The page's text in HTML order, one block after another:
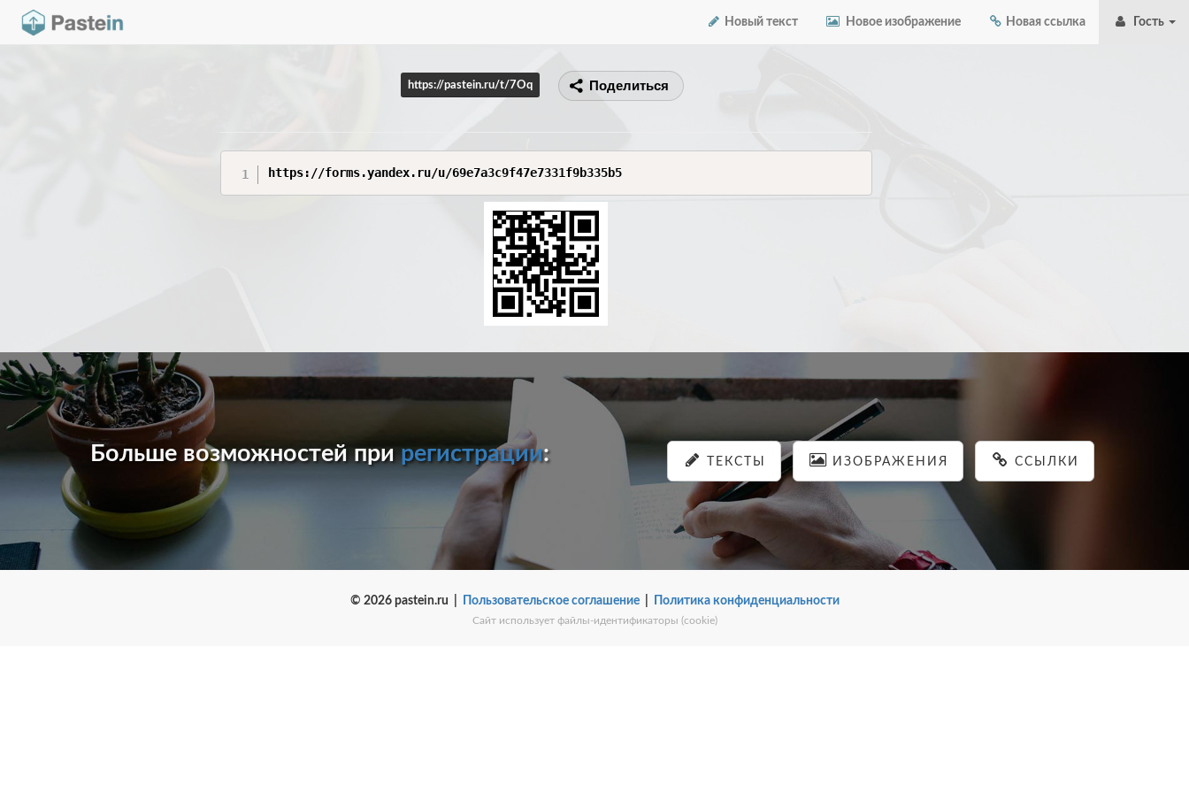
Новый текст Новое изображение Новая ссылка Гость
https://pastein.ru/t/7Oq Поделиться
https://forms.yandex.ru/u/69e7a3c9f47e7331f9b335b5
Больше возможностей прирегистрации: ТЕКСТЫ ИЗОБРАЖЕНИЯ ССЫЛКИ
© 2026 pastein.ru | Пользовательское соглашение| Политика конфиденциальности
Сайт использует файлы-идентификаторы (cookie)